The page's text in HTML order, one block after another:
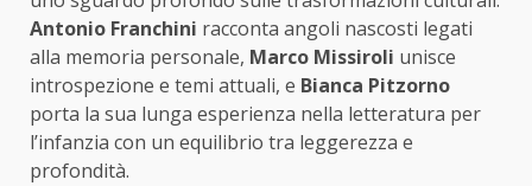
Antonio Franchini racconta angoli nascosti legati
alla memoria personale, Marco Missiroli unisce
introspezione e temi attuali, e Bianca Pitzorno
porta la sua lunga esperienza nella letteratura per
l’infanzia con un equilibrio tra leggerezza e
profondità.